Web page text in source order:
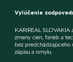
Vylúčenie
KARIREAL
zmeny cien, farieb a
bez predchádzajúceho
zápisu a omylu.